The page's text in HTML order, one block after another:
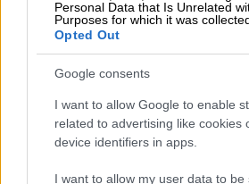
Personal Data that Is Unrelated
Purposes for which it was
Opted Out
Google consents
I want to allow Google to enable
related to advertising like cookies
device identifiers in apps.
I want to allow my user data to be
σκοπό να του
μέλλον», ανέφερε